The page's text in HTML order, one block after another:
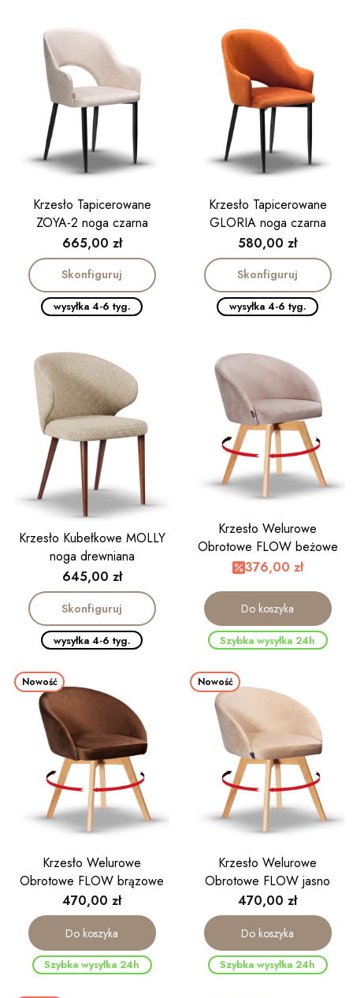
Krzesło Tapicerowane
ZOYA-2 noga czarna
Cena
665,00 zł
Skonfiguruj
wysyłka 4-6 tyg.
Krzesło Tapicerowane
GLORIA noga czarna
Cena
580,00 zł
Skonfiguruj
wysyłka 4-6 tyg.
Krzesło Kubełkowe MOLLY
noga drewniana
Cena
645,00 zł
Skonfiguruj
wysyłka 4-6 tyg.
Krzesło Welurowe
Obrotowe FLOW beżowe
noga drewniana kolor dąb
376,00 zł
Do koszyka
Szybka wysyłka 24h
Nowość
Krzesło Welurowe
Obrotowe FLOW brązowe
noga drewniana kolor dąb
Cena
470,00 zł
Do koszyka
Szybka wysyłka 24h
Nowość
Krzesło Welurowe
Obrotowe FLOW jasno
beżowe noga drewniana
kolor dąb
Cena
470,00 zł
Do koszyka
Szybka wysyłka 24h